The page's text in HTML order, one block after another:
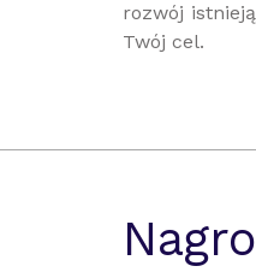
Chhg
Annum
mmstylistka.pl
Housing
rozwój
Twój cel.